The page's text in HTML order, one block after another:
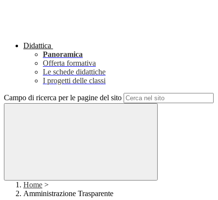
Didattica
Panoramica
Offerta formativa
Le schede didattiche
I progetti delle classi
Campo di ricerca per le pagine del sito
Home >
Amministrazione Trasparente